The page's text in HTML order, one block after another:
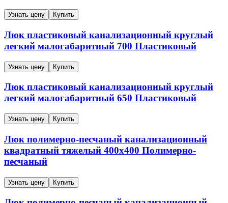
Узнать цену Купить
Люк пластиковый канализационный круглый
легкий малогабаритный 700 Пластиковый
Узнать цену Купить
Люк пластиковый канализационный круглый
легкий малогабаритный 650 Пластиковый
Узнать цену Купить
Люк полимерно-песчаный канализационный
квадратный тяжелый 400х400 Полимерно-
песчаный
Узнать цену Купить